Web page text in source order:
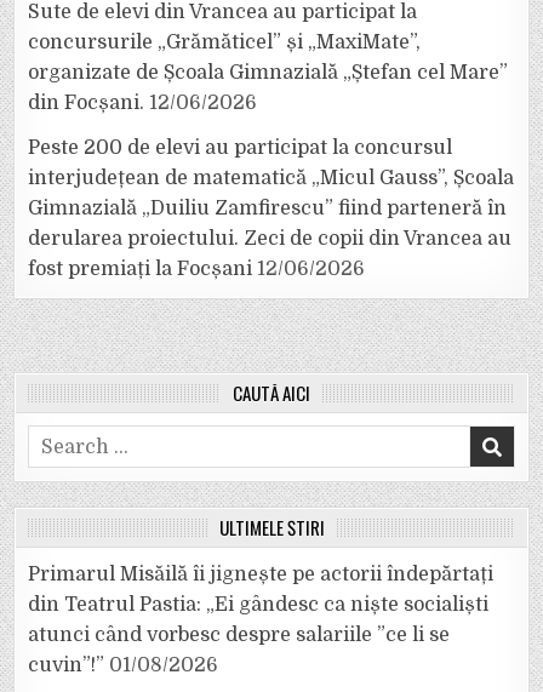
Sute de elevi din Vrancea au participat la
concursurile „Grămăticel” și „MaxiMate”,
organizate de Școala Gimnazială „Ștefan cel Mare”
din Focșani. 12/06/2026
Peste 200 de elevi au participat la concursul
interjudețean de matematică „Micul Gauss”, Școala
Gimnazială „Duiliu Zamfirescu” fiind parteneră în
derularea proiectului. Zeci de copii din Vrancea au
fost premiați la Focșani 12/06/2026
CAUTĂ AICI
Search
for:
ULTIMELE ȘTIRI
Primarul Misăilă îi jignește pe actorii îndepărtați
din Teatrul Pastia: „Ei gândesc ca niște socialiști
atunci când vorbesc despre salariile ”ce li se
cuvin”!” 01/08/2026